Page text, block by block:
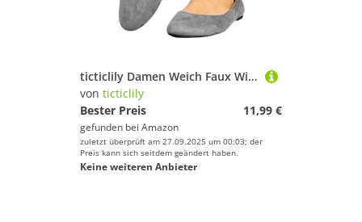
ticticlily Damen Weich Faux Wildleder Flach Spitze Pumps Schick Kreuz Schnüren Ballerinas Schuhe A Grau 42 EU
von ticticlily
Bester Preis
11,99 €
gefunden bei Amazon
zuletzt überprüft am 27.09.2025 um 00:03; der
Preis kann sich seitdem geändert haben.
Keine weiteren Anbieter